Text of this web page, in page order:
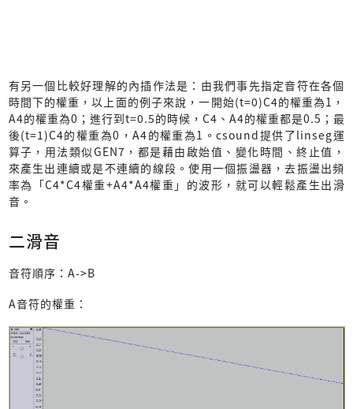
有另一個比較好理解的內插作法是：由我們事先指定音符在各個
時間下的權重，以上面的例子來說，一開始(t=0)C4的權重為1，
A4的權重為0；進行到t=0.5的時候，C4、A4的權重都是0.5；最
後(t=1)C4的權重為0，A4的權重為1。csound提供了linseg運
算子，用法類似GEN7，都是藉由啟始值、變化時間、終止值，
來產生出連續或是不連續的線段。使用一個振盪器，去振盪出頻
率為「C4*C4權重+A4*A4權重」的波形，就可以輕鬆產生出滑
音。
二滑音
音符順序：A->B
A音符的權重：